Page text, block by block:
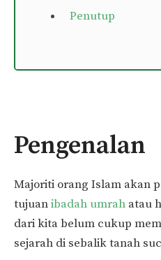
Penutup
Pengenalan
Majoriti orang Islam akan
tujuanibadah umrah atau
dari kita belum cukup
sejarah di sebalik tanah